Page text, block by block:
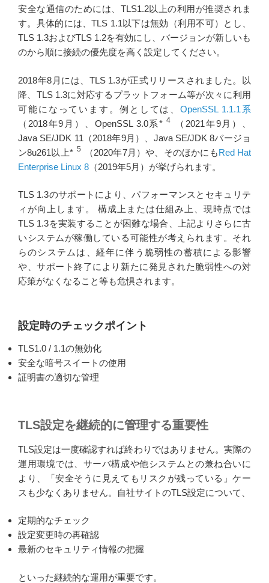
安全な通信のためには、TLS1.2以上の利用が推奨されま
す。具体的には、TLS 1.1以下は無効（利用不可）とし、
TLS 1.3およびTLS 1.2を有効にし、バージョンが新しいも
のから順に接続の優先度を高く設定してください。
2018年8月には、TLS 1.3が正式リリースされました。以
降、TLS 1.3に対応するプラットフォーム等が次々に利用
可能になっています。例としては、OpenSSL 1.1.1系
（2018年9月）、OpenSSL 3.0系* 4
（2021年9月）、
Java SE/JDK 11（2018年9月）、Java SE/JDK 8バージョ
ン8u261以上* 5 （2020年7月）や、そのほかにもRed Hat
Enterprise Linux 8 （2019年5月）が挙げられます。
TLS 1.3のサポートにより、パフォーマンスとセキュリテ
ィが向上します。 構成上または仕組み上、現時点では
TLS 1.3を実装することが困難な場合、上記よりさらに古
いシステムが稼働している可能性が考えられます。それ
らのシステムは、経年に伴う脆弱性の蓄積による影響
や、サポート終了により新たに発見された脆弱性への対
応策がなくなること等も危惧されます。
設定時のチェックポイント
TLS1.0 / 1.1の無効化
安全な暗号スイートの使用
証明書の適切な管理
TLS設定を継続的に管理する重要性
TLS設定は一度確認すれば終わりではありません。実際の
運用環境では、サーバ構成や他システムとの兼ね合いに
より、「安全そうに見えてもリスクが残っている」ケー
スも少なくありません。自社サイトのTLS設定について、
定期的なチェック
設定変更時の再確認
最新のセキュリティ情報の把握
といった継続的な運用が重要です。